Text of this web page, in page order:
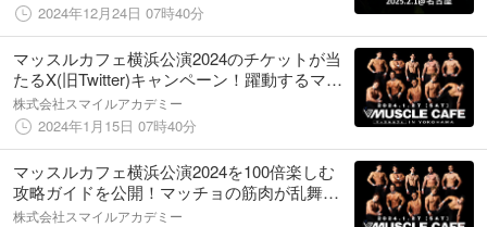
2024年12月24日 07時40分
マッスルカフェ横浜公演2024のチケットが当
たるX(旧Twitter)キャンペーン！躍動するマッ
チョの筋肉を体感しに行こう！
株式会社スマイルアカデミー
2024年1月15日 07時40分
マッスルカフェ横浜公演2024を100倍楽しむ
攻略ガイドを公開！マッチョの筋肉が乱舞す
る筋肉の狂宴が4年ぶりに復活(1月27日)
株式会社スマイルアカデミー